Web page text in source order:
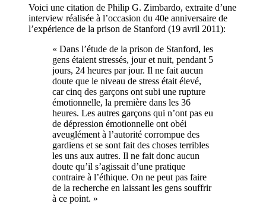
Voici une citation de Philip G. Zimbardo, extraite d’une
interview réalisée à l’occasion du 40e anniversaire de
l’expérience de la prison de Stanford (19 avril 2011):
« Dans l’étude de la prison de Stanford, les
gens étaient stressés, jour et nuit, pendant 5
jours, 24 heures par jour. Il ne fait aucun
doute que le niveau de stress était élevé,
car cinq des garçons ont subi une rupture
émotionnelle, la première dans les 36
heures. Les autres garçons qui n’ont pas eu
de dépression émotionnelle ont obéi
aveuglément à l’autorité corrompue des
gardiens et se sont fait des choses terribles
les uns aux autres. Il ne fait donc aucun
doute qu’il s’agissait d’une pratique
contraire à l’éthique. On ne peut pas faire
de la recherche en laissant les gens souffrir
à ce point. »